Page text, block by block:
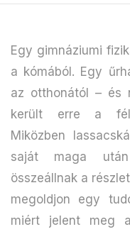
Egy gimnáziumi
a kómából. Egy
az otthonától – és
került erre a
Miközben
saját maga
összeállnak a
megoldjon egy
miért jelent meg